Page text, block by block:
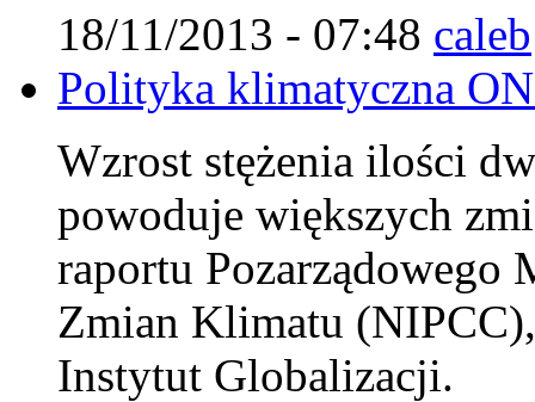
18/11/2013 - 07:48 caleb
Polityka klimatyczna
Wzrost stężenia ilości
powoduje większych
raportu Pozarządowego
Zmian Klimatu
Instytut Globalizacji.